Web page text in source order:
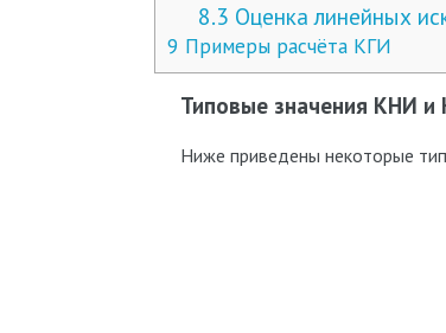
8.3 Оценка линейных
9 Примеры расчёта КГИ
Типовые значения КНИ и
Ниже приведены некоторые